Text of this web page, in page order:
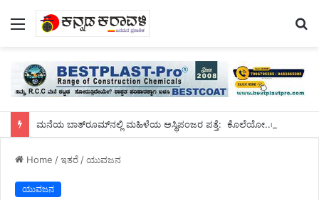
Menu
Home /ಇತರೆ/ಯುವಜನ
ಯುವಜನ